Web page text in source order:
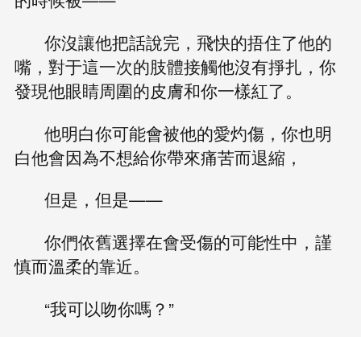
你沒讓他把話說完，飛快的捂住了他的
嘴，對于這一次的肢體接觸他沒有掙扎，你
發現他眼睛周圍的皮膚和你一樣紅了。
他明白你可能會被他的愛灼傷，你也明
白他會因為不想給你帶來痛苦而退縮，
但是，但是——
你們依舊選擇在會受傷的可能性中，謹
慎而溫柔的靠近。
“我可以吻你嗎？”